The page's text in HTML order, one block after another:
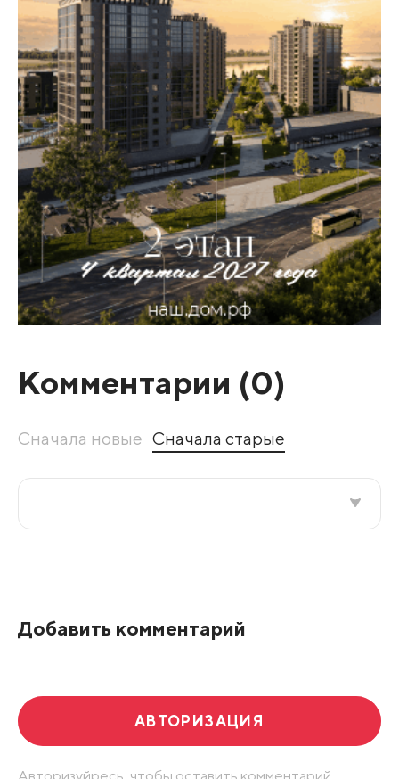
Комментарии (0)
Сначала новые Сначала старые
Добавить комментарий
АВТОРИЗАЦИЯ
Авторизуйресь, чтобы оставить комментарий.